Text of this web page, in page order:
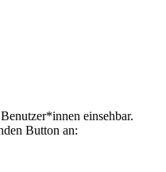
einsehbar.
Button an: